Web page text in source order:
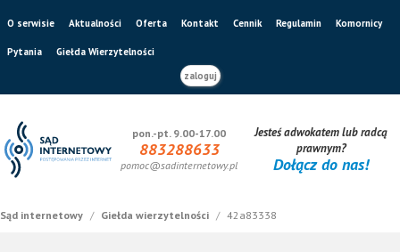
O serwisie Aktualności Oferta Kontakt Cennik Regulamin Komornicy
Pytania
Giełda Wierzytelności
zaloguj
pon.-pt. 9.00-17.00
883288633
pomoc@sadinternetowy.pl
Jesteś adwokatem lub radcą
prawnym?
Dołącz do nas!
Sąd internetowy / Giełda wierzytelności / 42a83338